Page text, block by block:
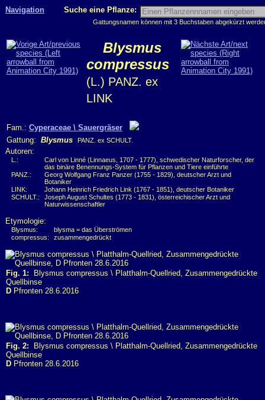
Navigation Suche eine Pflanze:
Gattungsnamen können mit 3 Buchstaben abgekürzt
Blysmus
compressus
(L.) PANZ. ex
LINK
Fam.: Cyperaceae \ Sauergräser
Gattung: Blysmus PANZ. ex SCHULT.
Autoren:
L.:
Carl von Linné (Linnaeus, 1707 - 1777), schwedischer Naturforscher, der
das binäre Benennungs-System für Pflanzen und Tiere einführte
PANZ.:
Georg Wolfgang Franz Panzer (1755 - 1829), deutscher Arzt und
Botaniker
LINK:
Johann Heinrich Friedrich Link (1767 - 1851), deutscher Botaniker
SCHULT.:
Joseph August Schultes (1773 - 1831), österreichischer Arzt und
Naturwissenschaftler
Etymologie:
Blysmus:
blysma = das Überströmen
compressus:
zusammengedrückt
Fig. 1: Blysmus compressus \ Platthalm-Quellried, Zusammengedrückte
Quellbinse
D Pfronten 28.6.2016
Fig. 2: Blysmus compressus \ Platthalm-Quellried, Zusammengedrückte
Quellbinse
D Pfronten 28.6.2016